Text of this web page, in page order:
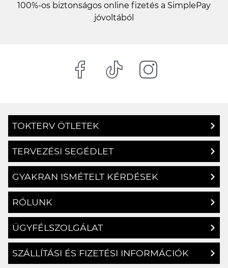
100%-os biztonságos online fizetés a SimplePay
jóvoltából
TOKTERV ÖTLETEK
TERVEZÉSI SEGÉDLET
GYAKRAN ISMÉTELT KÉRDÉSEK
RÓLUNK
ÜGYFÉLSZOLGÁLAT
SZÁLLÍTÁSI ÉS FIZETÉSI INFORMÁCIÓK